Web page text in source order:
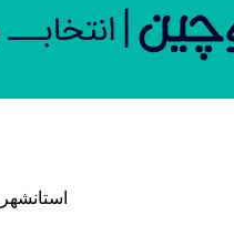
استانشهر